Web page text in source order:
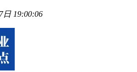
日 19:00:06